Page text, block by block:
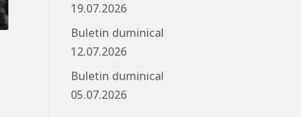
19.07.2026
Buletin duminical
12.07.2026
Buletin duminical
05.07.2026